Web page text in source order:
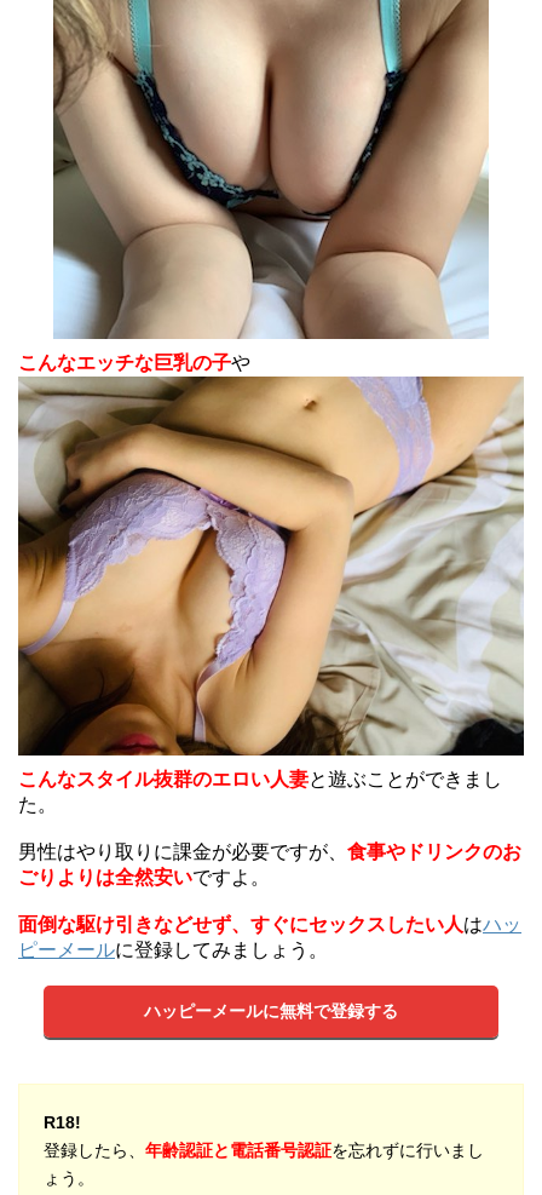
こんなエッチな巨乳の子や
こんなスタイル抜群のエロい人妻と遊ぶことができまし
た。
男性はやり取りに課金が必要ですが、 食事やドリンクのお
ごりよりは全然安いですよ。
面倒な駆け引きなどせず、すぐにセックスしたい人はハッ
ピーメールに登録してみましょう。
ハッピーメールに無料で登録する
R18!
登録したら、 年齢認証と電話番号認証を忘れずに行いまし
ょう。